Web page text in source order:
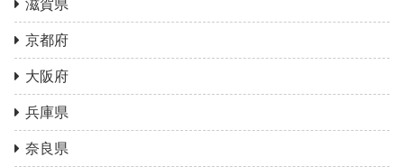
滋賀県
京都府
大阪府
兵庫県
奈良県